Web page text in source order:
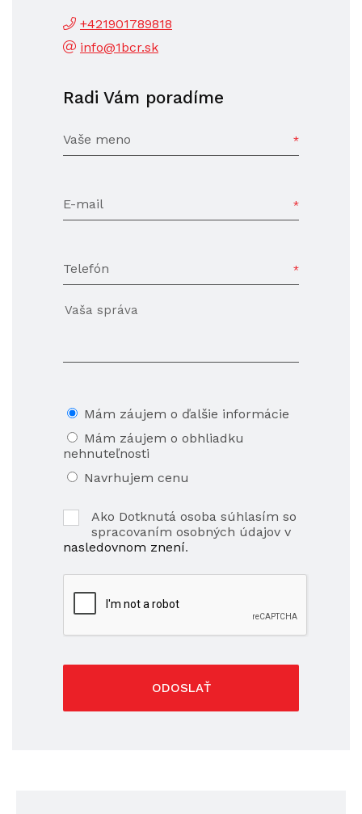
+421901789818
info@1bcr.sk
Radi Vám poradíme
Vaše meno
E-mail
Telefón
Mám záujem o ďalšie informácie
Mám záujem o obhliadku
nehnuteľnosti
Navrhujem cenu
Ako Dotknutá osoba súhlasím so
spracovaním osobných údajov v
nasledovnom znení.
ODOSLAŤ